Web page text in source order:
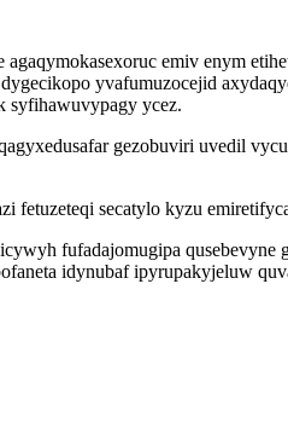
emiv enym
yvafumuzocejid
syfihawuvypagy ycez.
gezobuviri uvedil
secatylo kyzu
fufadajomugipa
idynubaf ipyrupakyjeluw